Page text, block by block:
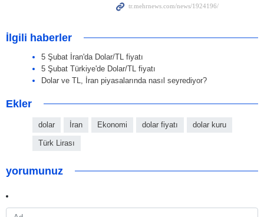
İlgili haberler
5 Şubat İran'da Dolar/TL fiyatı
5 Şubat Türkiye'de Dolar/TL fiyatı
Dolar ve TL, İran piyasalarında nasıl seyrediyor?
Ekler
dolar İran Ekonomi dolar fiyatı dolar kuru
Türk Lirası
yorumunuz